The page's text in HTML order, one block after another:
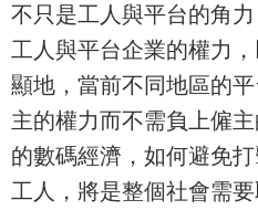
不只是工人與平台的角
工人與平台企業的權力
顯地，當前不同地區的
主的權力而不需負上僱
的數碼經濟，如何避免
工人，將是整個社會需要